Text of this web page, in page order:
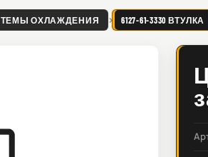
ОХЛАЖДЕНИЯ 6127-61-3330 ВТУЛКА